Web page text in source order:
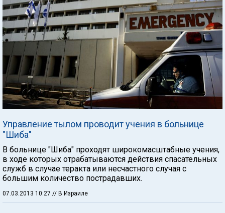
Управление тылом проводит учения в больнице
"Шиба"
В больнице "Шиба" проходят широкомасштабные учения,
в ходе которых отрабатываются действия спасательных
служб в случае теракта или несчастного случая с
большим количество пострадавших.
07.03.2013 10:27 // В Израиле